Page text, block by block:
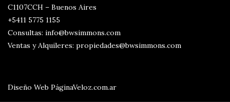
C1107CCH – Buenos Aires
+5411 5775 1155
Consultas: info@bwsimmons.com
Ventas y Alquileres: propiedades@bwsimmons.com
Diseño Web PáginaVeloz.com.ar